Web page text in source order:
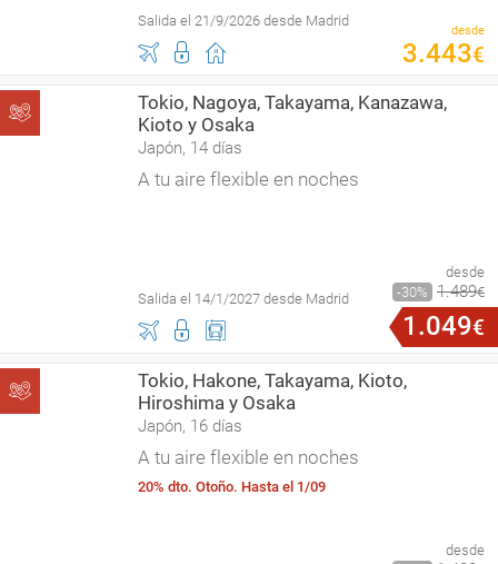
Salida el 21/9/2026 desde Madrid
desde
3.443€
Tokio, Nagoya, Takayama, Kanazawa,
Kioto y Osaka
Japón, 14 días
A tu aire flexible en noches
Salida el 14/1/2027 desde Madrid
desde
30
1.489€
1 .049€
Tokio, Hakone, Takayama, Kioto,
Hiroshima y Osaka
Japón, 16 días
A tu aire flexible en noches
20% dto. Otoño. Hasta el 1/09
desde